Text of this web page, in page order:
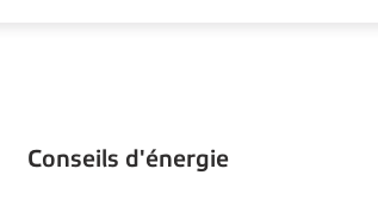
Conseils d'énergie